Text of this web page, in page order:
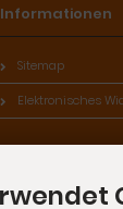
Informationen
Sitemap
Elektronisches